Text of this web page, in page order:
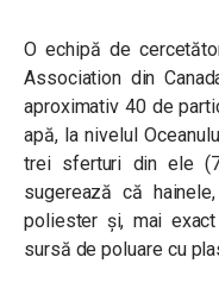
O echipă de
Association din
aproximativ 40 de
apă, la nivelul
trei sferturi din ele
sugerează că
poliester și, mai
sursă de poluare cu